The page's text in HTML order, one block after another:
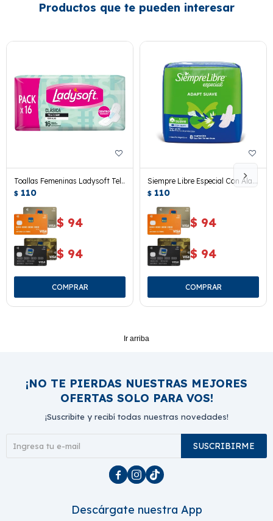
Productos que te pueden interesar
Toallas Femeninas Ladysoft Tela
Suave 16 Uds.
$ 110
$ 94
$ 94
Siempre Libre Especial Con Alas
8 Uds.
$ 110
$ 94
$ 94
Ir arriba
¡NO TE PIERDAS NUESTRAS MEJORES
OFERTAS SOLO PARA VOS!
¡Suscribite y recibí todas nuestras novedades!
SUSCRIBIRME
  
Descárgate nuestra App